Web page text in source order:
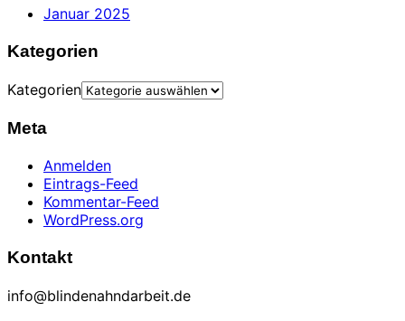
Januar 2025
Kategorien
Kategorien
Meta
Anmelden
Eintrags-Feed
Kommentar-Feed
WordPress.org
Kontakt
info@blindenahndarbeit.de